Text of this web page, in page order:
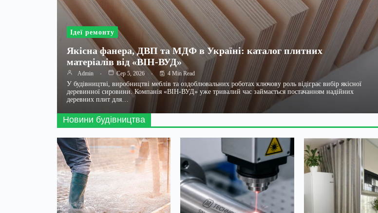
Ідеї ремонту
Якісна фанера, ДВП та МДФ в Україні: каталог плитних
матеріалів від «ВІН-ВУД»
Admin Сер 5, 2026 4 Min Read
У будівництві, виробництві меблів та оздоблювальних роботах ключову роль відіграє вибір якісної
деревинної сировини. Компанія «ВІН-ВУД» уже тривалий час займається постачанням надійних
деревних плит для…
Новини будівництва